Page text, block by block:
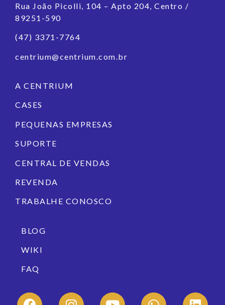
Rua João Picolli, 104 – Apto 204, Centro /
89251-590
(47) 3371-7764
centrium@centrium.com.br
A CENTRIUM
CASES
PEQUENAS EMPRESAS
SUPORTE
CENTRAL DE VENDAS
REVENDA
TRABALHE CONOSCO
BLOG
WIKI
FAQ